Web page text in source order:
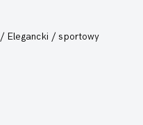
/ Elegancki / sportowy